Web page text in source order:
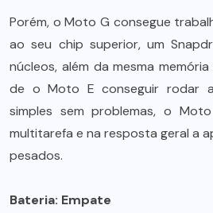
Porém, o Moto G consegue
ao seu chip superior, um
núcleos, além da mesma
de o Moto E conseguir rodar
simples sem problemas, o
multitarefa e na resposta geral a
pesados.
Bateria: Empate